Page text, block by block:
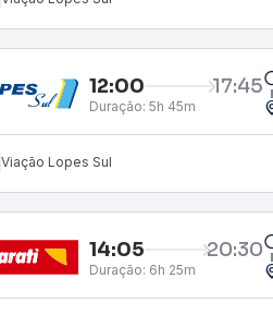
12:00 17:45
Duração: 5h 45m
Viação Lopes Sul
14:05 20:30
Duração: 6h 25m